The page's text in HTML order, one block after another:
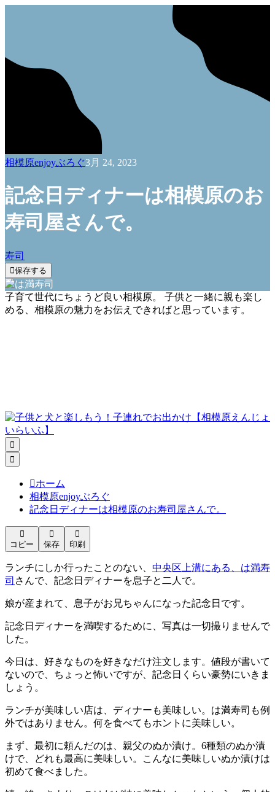
相模原enjoyぶろぐ3月 24, 2023
記念日ディナーは相模原のお
寿司屋さんで。
寿司
保存する
子育て世代にちょうど良い相模原。 子供と一緒に親も楽し
める、相模原の魅力をお伝えできればと思っています。


ホーム
相模原enjoyぶろぐ
記念日ディナーは相模原のお寿司屋さんで。

コピー

保存

印刷
ランチにしか行ったことのない、 中央区上溝にある、は満寿
司 さんで、記念日ディナーを息子と二人で。
娘が産まれて、息子がお兄ちゃんになった記念日です。
記念日ディナーを満喫するために、写真は一切撮りませんで
した。
今日は、好きなものを好きなだけ注文します。値段が書いて
ないので、ちょっと怖いですが、記念日くらい豪勢にいきま
しょう。
ランチが美味しい店は、ディナーも美味しい。は満寿司も例
外ではありません。何を食べてもホントに美味しい。
まず、最初に頼んだのは、親父のぬか漬け。6種類のぬか漬
けで、どれも最高に美味しい。こんなに美味しいぬか漬けは
初めて食べました。